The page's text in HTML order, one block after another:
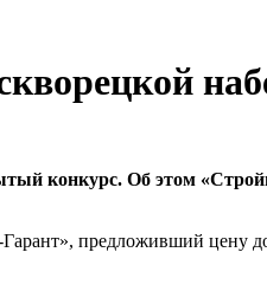
конкурс. Об этом
предложивший цену